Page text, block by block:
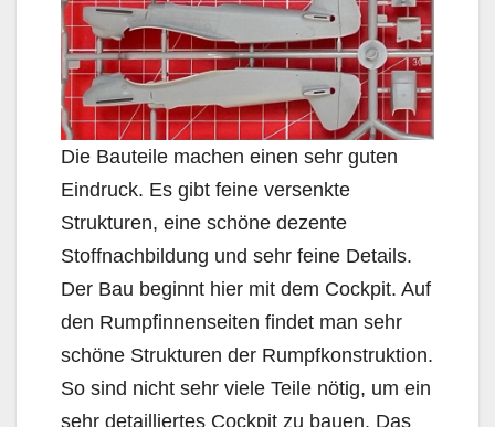
Die Bauteile machen einen sehr guten
Eindruck. Es gibt feine versenkte
Strukturen, eine schöne dezente
Stoffnachbildung und sehr feine Details.
Der Bau beginnt hier mit dem Cockpit. Auf
den Rumpfinnenseiten findet man sehr
schöne Strukturen der Rumpfkonstruktion.
So sind nicht sehr viele Teile nötig, um ein
sehr detailliertes Cockpit zu bauen. Das